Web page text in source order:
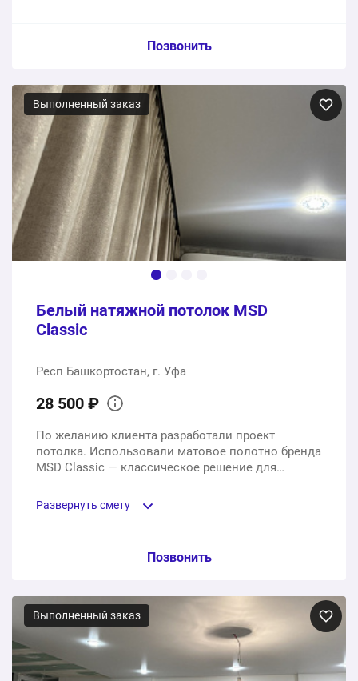
Пункт сметы / Ед. изм. / Цена
Белое глянцевое полотно бренда Pongs
15 м2
Монтаж потолка
15 услуга
Общая стоимость: 11100 ₽
Позвонить
Выполненный заказ
Белый натяжной потолок MSD
Classic
Респ Башкортостан, г. Уфа
28 500 ₽
По желанию клиента разработали проект
потолка. Использовали матовое полотно бренда
MSD Classic — классическое решение для
Развернуть смету
Пункт сметы / Ед. изм. / Цена
Белое матовое полотно MSD Classic. Стоимость за 1
квадратный метр
18300 ₽
Позвонить
Выполненный заказ